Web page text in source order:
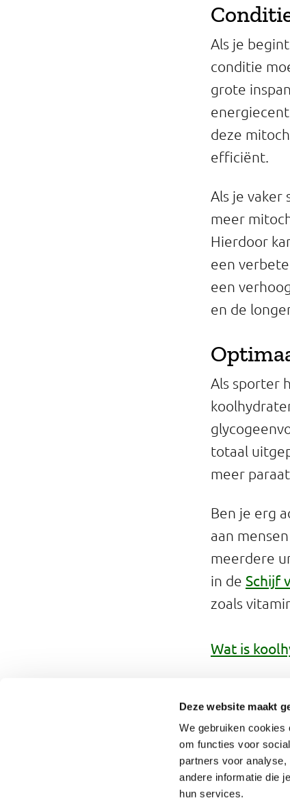
Deze website maakt
We gebruiken cookies
om functies voor
partners voor
andere informatie die
hun services.
Als je
conditie
grote
deze
efficiënt.
Als je
meer
Hierdoor
een
een
en de
Als sporter
totaal
meer
Ben je erg
aan
meerdere
in de Schijf
zoals
Wat is
doordat het
en drinken.